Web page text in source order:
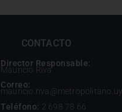
CONTACTO
Director Responsable:
Mauricio Riva
Correo:
mauricio.riva@metropolitano.uy
Teléfono: 2 698 78 66